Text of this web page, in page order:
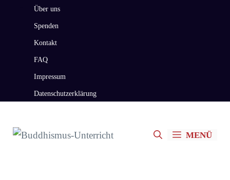
Über uns
Spenden
Kontakt
FAQ
Impressum
Datenschutzerklärung
MENÜ